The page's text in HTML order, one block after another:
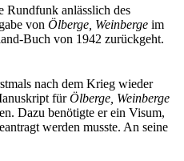
Rundfunk anlässlich des
von Ölberge, Weinberge im
Buch von 1942 zurückgeht.
nach dem Krieg wieder
fürÖlberge, Weinberge
Dazu benötigte er ein Visum,
werden musste. An seine